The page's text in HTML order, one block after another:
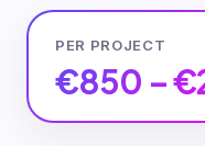
PER PROJECT
€850 –